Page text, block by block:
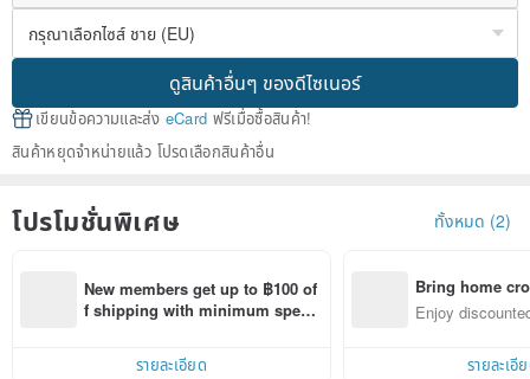
ดูสินค้าอื่นๆ ของดีไซเนอร์
เขียนข้อความและส่ง eCard ฟรีเมื่อซื้อสินค้า!
สินค้าหยุดจำหน่ายแล้ว โปรดเลือกสินค้าอื่น
โปรโมชั่นพิเศษ ทั้งหมด (2)
New members get up to ฿100 of
f shipping with minimum spen
within 7 days!
รายละเอียด
Bring home
n with ease
Enjoy
รายละเอี